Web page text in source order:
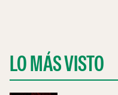
LO MÁS VISTO